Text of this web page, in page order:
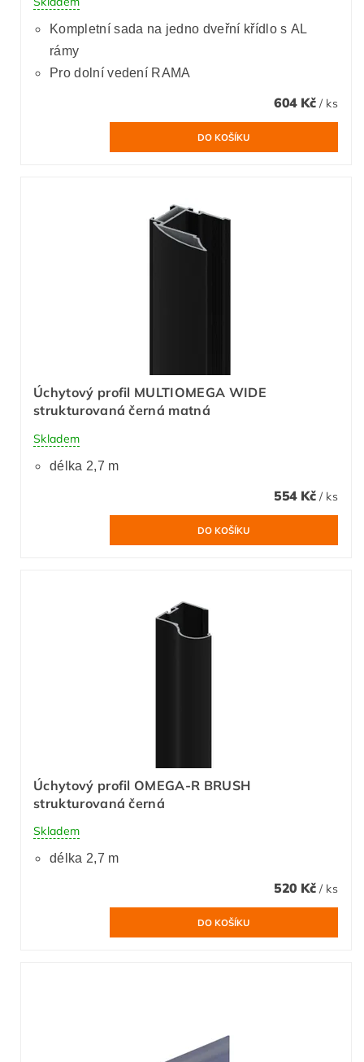
Kompletní sada na jedno dveřní křídlo s AL
rámy
Pro dolní vedení RAMA
604 Kč / ks
Úchytový profil MULTIOMEGA WIDE
strukturovaná černá matná
Skladem
délka 2,7 m
554 Kč / ks
Úchytový profil OMEGA-R BRUSH
strukturovaná černá
Skladem
délka 2,7 m
520 Kč / ks